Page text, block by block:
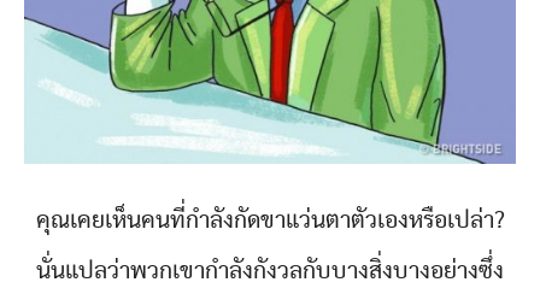
คุณเคยเห็นคนที่กำลังกัดขาแว่นตาตัวเองหรือเปล่า?
นั่นแปลว่าพวกเขากำลังกังวลกับบางสิ่งบางอย่างซึ่ง